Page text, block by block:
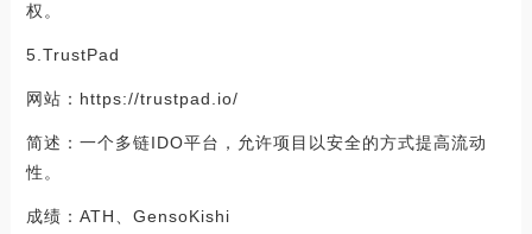
权。
5.TrustPad
网站：https://trustpad.io/
简述：一个多链IDO平台，允许项目以安全的方式提高流动
性。
成绩：ATH、GensoKishi